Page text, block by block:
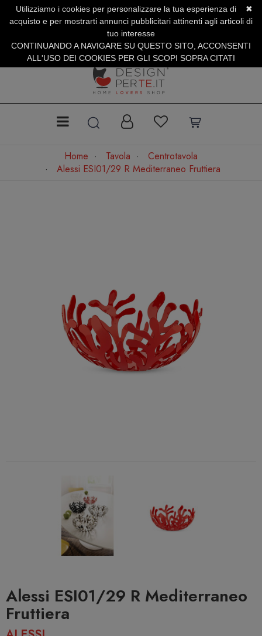
SERVIZIO CLIENTI +39.0773.470.562
SUMMER SALES | Fino al 31 Agosto
Home Tavola
Centrotavola
Alessi ESI01/29 R Mediterraneo Fruttiera
Alessi ESI01/29 R Mediterraneo
Fruttiera
✖
Utilizziamo i cookies per personalizzare la tua esperienza di
acquisto e per mostrarti annunci pubblicitari attinenti agli articoli di
tuo interesse
CONTINUANDO A NAVIGARE SU QUESTO SITO, ACCONSENTI
ALL'USO DEI COOKIES PER GLI SCOPI SOPRA CITATI